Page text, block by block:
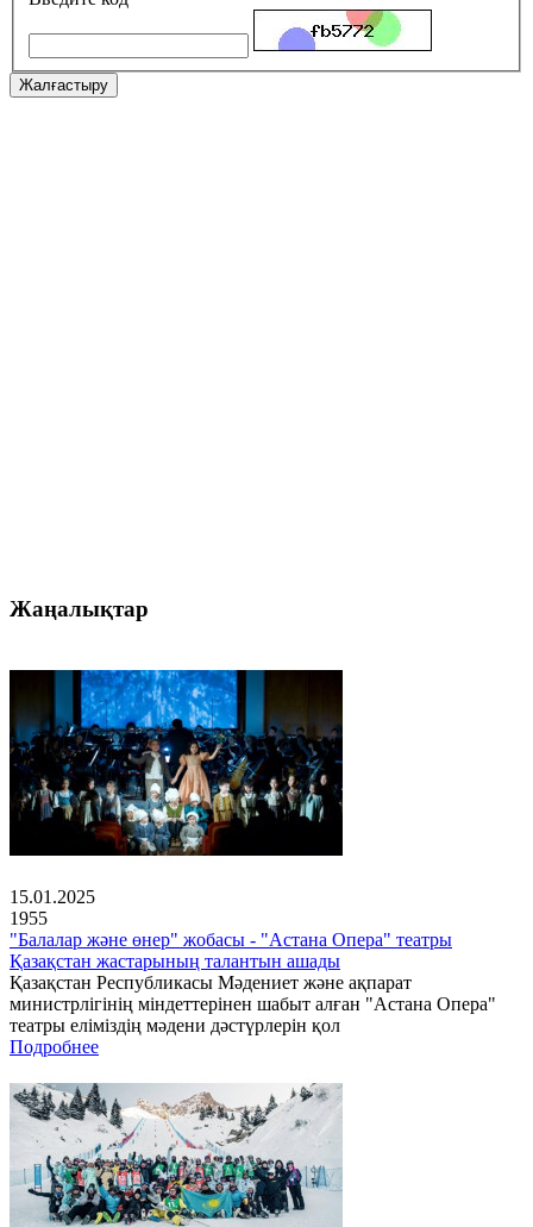
Жалғастыру
Жаңалықтар
15.01.2025
1955
"Балалар және өнер" жобасы - "Астана Опера" театры
Қазақстан жастарының талантын ашады
Қазақстан Республикасы Мәдениет және ақпарат
министрлігінің міндеттерінен шабыт алған "Астана Опера"
театры еліміздің мәдени дәстүрлерін қол
Подробнее